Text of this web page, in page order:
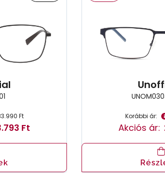
Ft
Ft
Korábbi ár:
Akciós ár: